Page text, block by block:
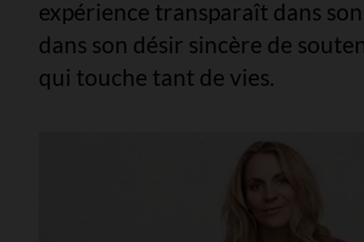
expérience transparaît dans
dans son désir sincère de
qui touche tant de vies.